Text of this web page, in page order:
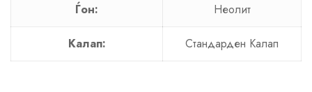
Ѓон: Неолит
Калап: Стандарден Калап